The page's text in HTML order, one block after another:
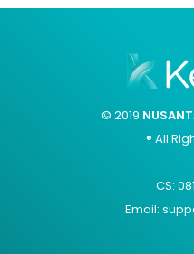
© 2019
® All
CS:
Email: